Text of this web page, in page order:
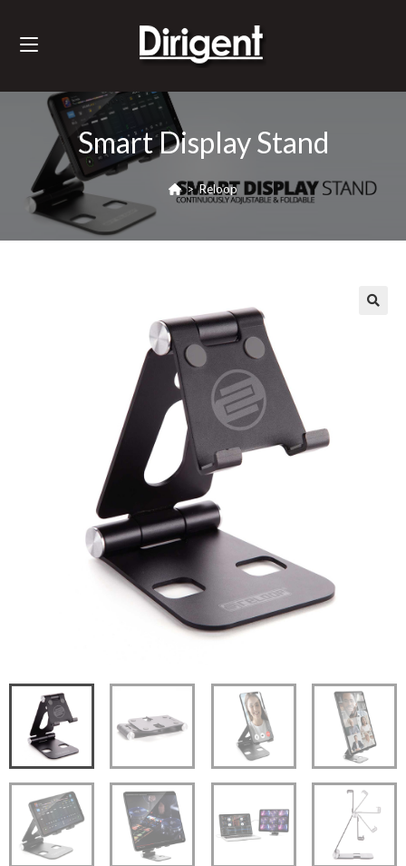
Smart Display Stand
> Reloop